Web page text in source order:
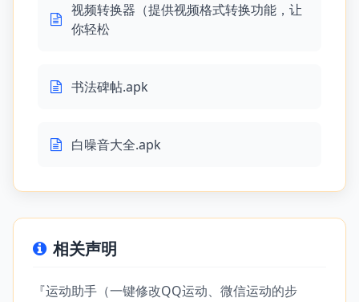
视频转换器（提供视频格式转换功能，让
你轻松
书法碑帖.apk
白噪音大全.apk
相关声明
『运动助手（一键修改QQ运动、微信运动的步